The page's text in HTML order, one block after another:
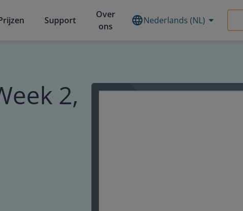
Support
Over
ons
Nederlands (NL)
2,